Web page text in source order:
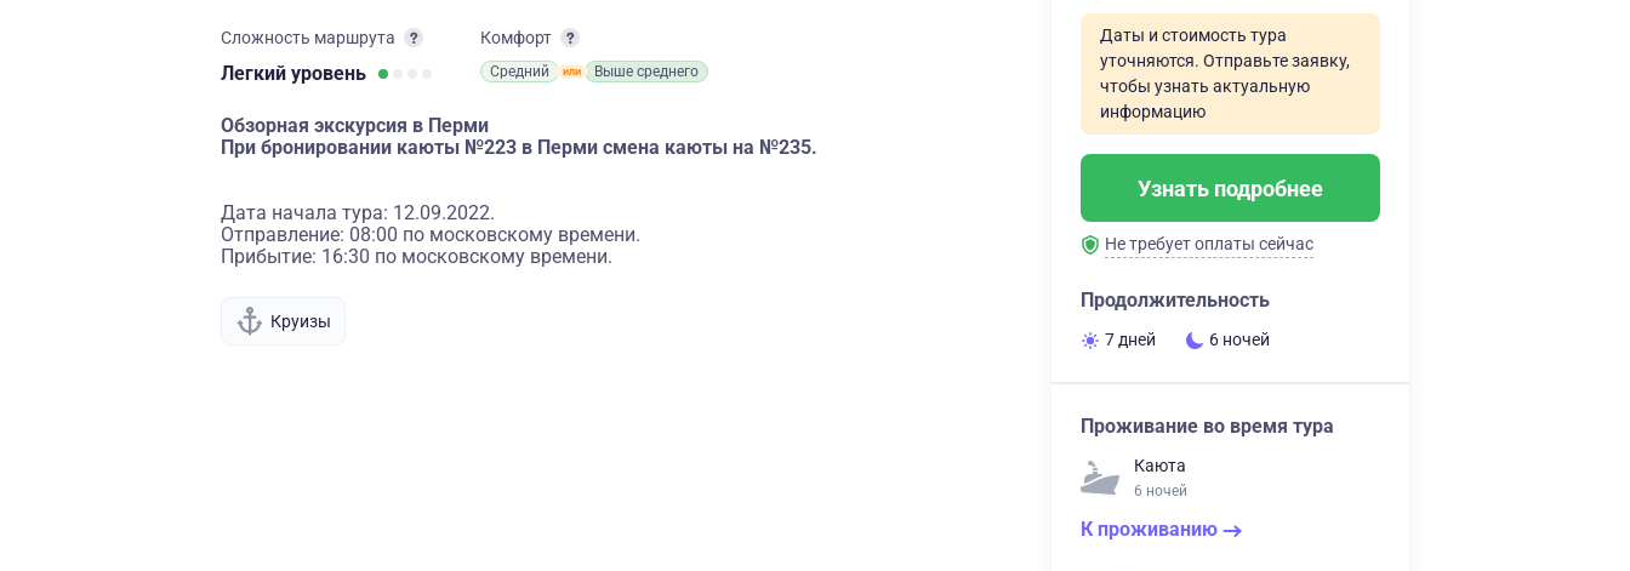
Сложность маршрута
Легкий уровень
Комфорт
Средний Выше среднего
Обзорная экскурсия в Перми
При бронировании каюты №223 в Перми смена каюты на №235.
Дата начала тура: 12.09.2022.
Отправление: 08:00 по московскому времени.
Прибытие: 16:30 по московскому времени.
Круизы
Даты и стоимость тура
уточняются. Отправьте заявку,
чтобы узнать актуальную
информацию
Узнать подробнее
Не требует оплаты сейчас
Продолжительность
7 дней 6 ночей
Проживание во время тура
Каюта
6 ночей
К проживанию